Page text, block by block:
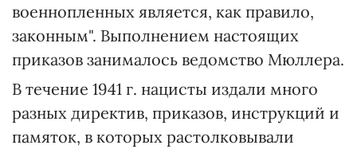
военнопленных является, как правило,
законным". Выполнением настоящих
приказов занималось ведомство Мюллера.
В течение 1941 г. нацисты издали много
разных директив, приказов, инструкций и
памяток, в которых растолковывали